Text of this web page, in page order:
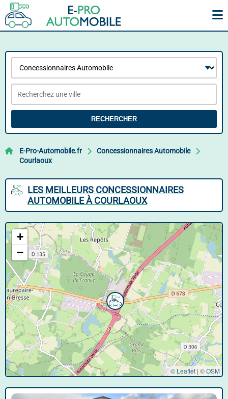
RECHERCHER
E-Pro-Automobile.fr
Concessionnaires Automobile
Courlaoux
LES MEILLEURS CONCESSIONNAIRES
AUTOMOBILE À COURLAOUX
+
−
© Leaflet | ©OSM